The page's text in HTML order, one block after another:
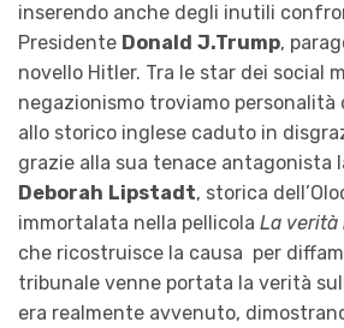
inserendo anche degli inutili
Presidente Donald J.Trump,
novello Hitler. Tra le star dei social
negazionismo troviamo personalità
allo storico inglese caduto in
grazie alla sua tenace antagonista
Deborah Lipstadt, storica
immortalata nella pellicola La verità
che ricostruisce la causa per
tribunale venne portata la verità
era realmente avvenuto,